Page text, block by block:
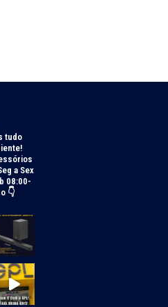
tudo
a Sex
08:00-
👇